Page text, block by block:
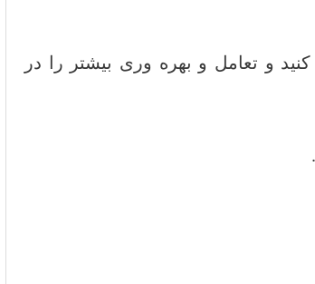
و تعامل و بهره وری بیشتر را در